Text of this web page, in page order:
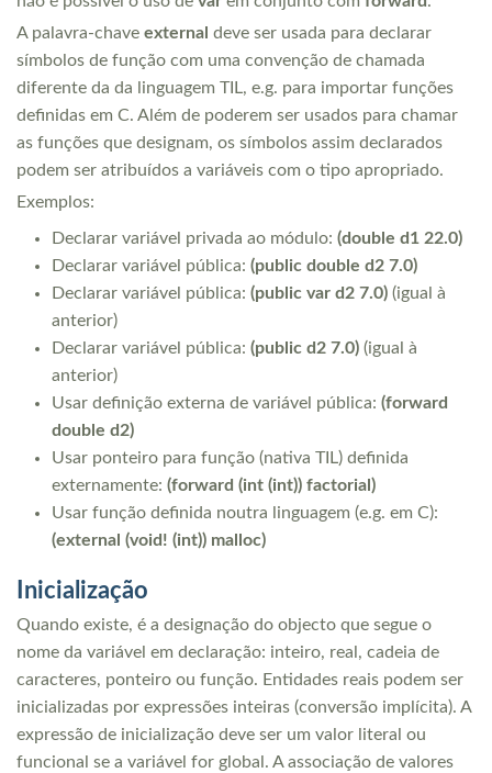
A palavra-chave external deve ser usada para declarar
símbolos de função com uma convenção de chamada
diferente da da linguagem TIL, e.g. para importar funções
definidas em C. Além de poderem ser usados para chamar
as funções que designam, os símbolos assim declarados
podem ser atribuídos a variáveis com o tipo apropriado.
Exemplos:
Declarar variável privada ao módulo: (double d1 22.0)
Declarar variável pública: (public double d2 7.0)
Declarar variável pública: (public var d2 7.0) (igual à
anterior)
Declarar variável pública: (public d2 7.0) (igual à
anterior)
Usar definição externa de variável pública: (forward
double d2)
Usar ponteiro para função (nativa TIL) definida
externamente: (forward (int (int)) factorial)
Usar função definida noutra linguagem (e.g. em C):
(external (void! (int)) malloc)
Inicialização
Quando existe, é a designação do objecto que segue o
nome da variável em declaração: inteiro, real, cadeia de
caracteres, ponteiro ou função. Entidades reais podem ser
inicializadas por expressões inteiras (conversão implícita). A
expressão de inicialização deve ser um valor literal ou
funcional se a variável for global. A associação de valores